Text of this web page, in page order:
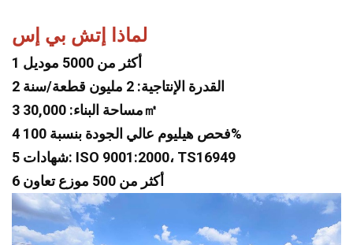
لماذا إتش بي إس
1 أكثر من 5000 موديل
2 القدرة الإنتاجية: 2 مليون قطعة/سنة
3 مساحة البناء: 30,000㎡
4 فحص هيليوم عالي الجودة بنسبة 100%
5 شهادات: ISO 9001:2000، TS16949
6 أكثر من 500 موزع تعاون